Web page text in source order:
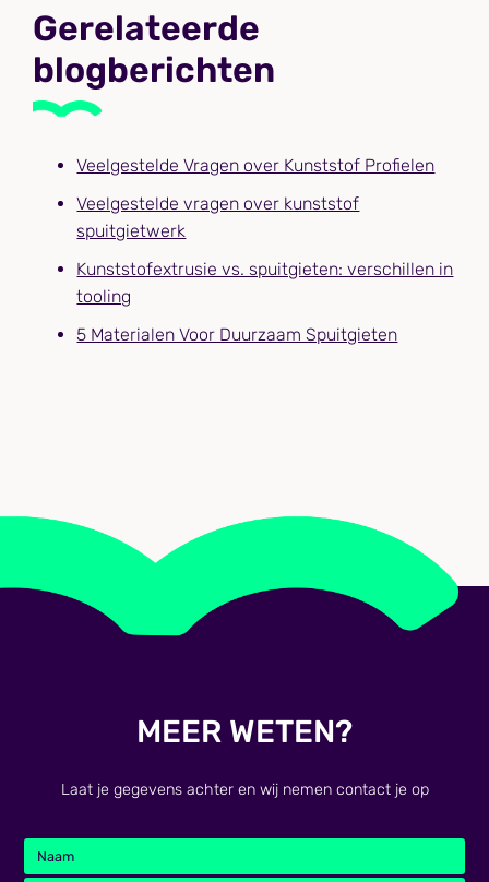
Gerelateerde
blogberichten
Veelgestelde Vragen over Kunststof Profielen
Veelgestelde vragen over kunststof
spuitgietwerk
Kunststofextrusie vs. spuitgieten: verschillen in
tooling
5 Materialen Voor Duurzaam Spuitgieten
MEER WETEN?
Laat je gegevens achter en wij nemen contact je op